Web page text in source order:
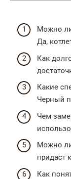
Можно
Да,
Как
Какие
Черный
Чем
Можно
придаст
Как